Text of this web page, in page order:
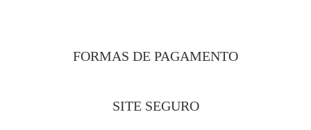
FORMAS DE PAGAMENTO
SITE SEGURO